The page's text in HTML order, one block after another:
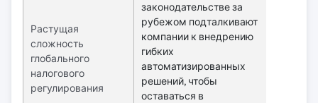
Растущая
сложность
глобального
налогового
регулирования
законодательстве за
рубежом подталкивают
компании к внедрению
гибких
автоматизированных
решений, чтобы
оставаться в